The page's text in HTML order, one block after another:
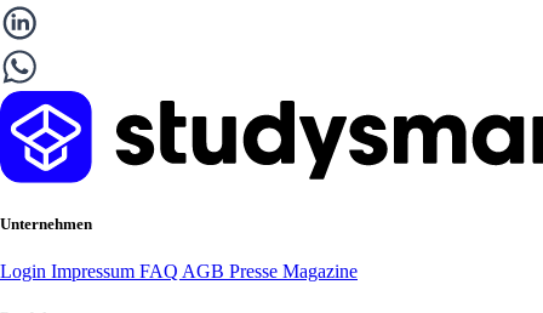
Unternehmen
Login Impressum FAQ AGB Presse Magazine